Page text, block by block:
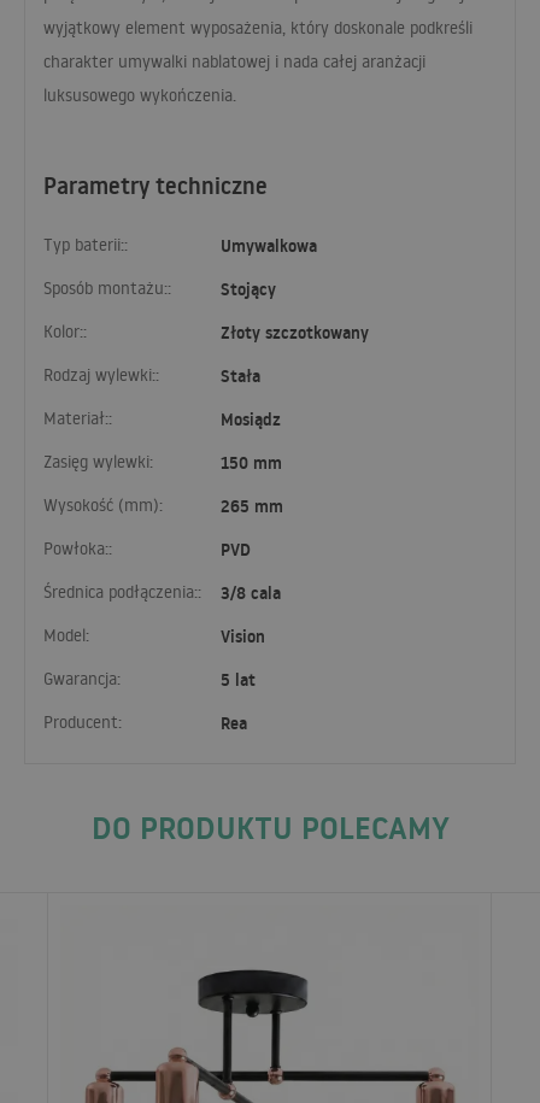
Parametry techniczne
Typ baterii:: Umywalkowa
Sposób montażu:: Stojący
Kolor:: Złoty szczotkowany
Rodzaj wylewki:: Stała
Materiał:: Mosiądz
Zasięg wylewki: 150 mm
Wysokość (mm): 265 mm
Powłoka:: PVD
Średnica podłączenia:: 3/8 cala
Model: Vision
Gwarancja: 5 lat
Producent: Rea
wyjątkowy element wyposażenia, który doskonale podkreśli
charakter umywalki nablatowej i nada całej aranżacji
luksusowego wykończenia.
DO PRODUKTU POLECAMY